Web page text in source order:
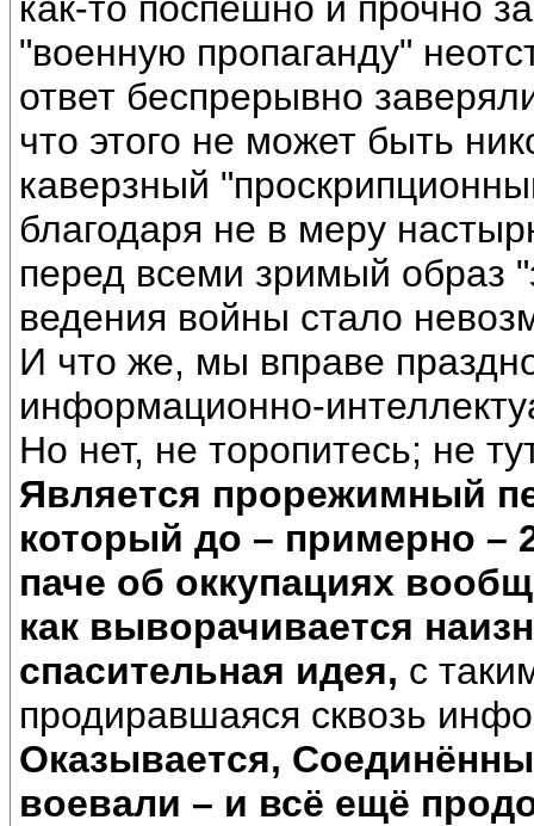
как-то поспешно и прочно
"военную пропаганду"
ответ беспрерывно
что этого не может быть
каверзный
благодаря не в меру
перед всеми зримый
ведения войны стало
И что же, мы вправе
информационно-
Но нет, не торопитесь; не
Является прорежимный
который до – примерно –
паче об оккупациях
как выворачивается
спасительная идея, с
продиравшаяся сквозь
Оказывается,
воевали – и всё ещё